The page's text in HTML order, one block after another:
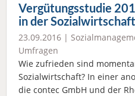
Vergütungsstudie
in der Sozialwirtschaft
23.09.2016 |
Umfragen
Wie zufrieden sind
Sozialwirtschaft? In einer
die contec GmbH und der